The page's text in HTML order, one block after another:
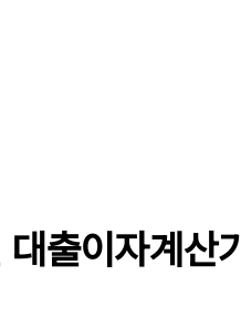
출이자계산기